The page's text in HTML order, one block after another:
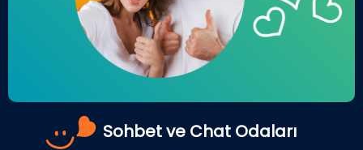
Sohbet ve Chat Odaları